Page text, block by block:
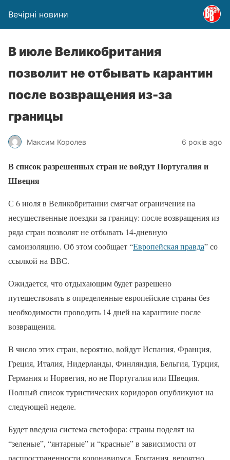
Вечірні новини
В июле Великобритания
позволит не отбывать карантин
после возвращения из-за
границы
Максим Королев 6 років ago
В список разрешенных стран не войдут Португалия и
Швеция
С 6 июля в Великобритании смягчат ограничения на
несущественные поездки за границу: после возвращения из
ряда стран позволят не отбывать 14-дневную
самоизоляцию. Об этом сообщает “Европейская правда” со
ссылкой на ВВС.
Ожидается, что отдыхающим будет разрешено
путешествовать в определенные европейские страны без
необходимости проводить 14 дней на карантине после
возвращения.
В число этих стран, вероятно, войдут Испания, Франция,
Греция, Италия, Нидерланды, Финляндия, Бельгия, Турция,
Германия и Норвегия, но не Португалия или Швеция.
Полный список туристических коридоров опубликуют на
следующей неделе.
Будет введена система светофора: страны поделят на
“зеленые”, “янтарные” и “красные” в зависимости от
распространенности коронавируса. Британия, вероятно,